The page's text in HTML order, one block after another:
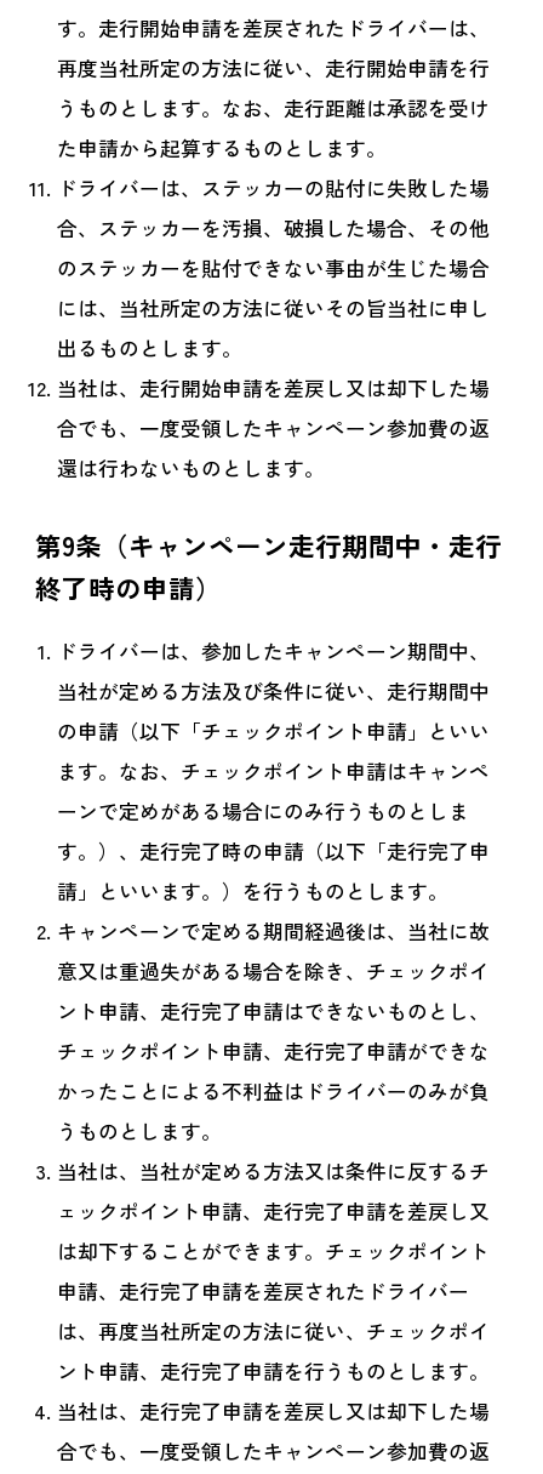
す。走行開始申請を差戻されたドライバーは、
再度当社所定の方法に従い、走行開始申請を行
うものとします。なお、走行距離は承認を受け
た申請から起算するものとします。
ドライバーは、ステッカーの貼付に失敗した場
合、ステッカーを汚損、破損した場合、その他
のステッカーを貼付できない事由が生じた場合
には、当社所定の方法に従いその旨当社に申し
出るものとします。
当社は、走行開始申請を差戻し又は却下した場
合でも、一度受領したキャンペーン参加費の返
還は行わないものとします。
第9条（キャンペーン走行期間中・走行
終了時の申請）
ドライバーは、参加したキャンペーン期間中、
当社が定める方法及び条件に従い、走行期間中
の申請（以下「チェックポイント申請」といい
ます。なお、チェックポイント申請はキャンペ
ーンで定めがある場合にのみ行うものとしま
す。）、走行完了時の申請（以下「走行完了申
請」といいます。）を行うものとします。
キャンペーンで定める期間経過後は、当社に故
意又は重過失がある場合を除き、チェックポイ
ント申請、走行完了申請はできないものとし、
チェックポイント申請、走行完了申請ができな
かったことによる不利益はドライバーのみが負
うものとします。
当社は、当社が定める方法又は条件に反するチ
ェックポイント申請、走行完了申請を差戻し又
は却下することができます。チェックポイント
申請、走行完了申請を差戻されたドライバー
は、再度当社所定の方法に従い、チェックポイ
ント申請、走行完了申請を行うものとします。
当社は、走行完了申請を差戻し又は却下した場
合でも、一度受領したキャンペーン参加費の返